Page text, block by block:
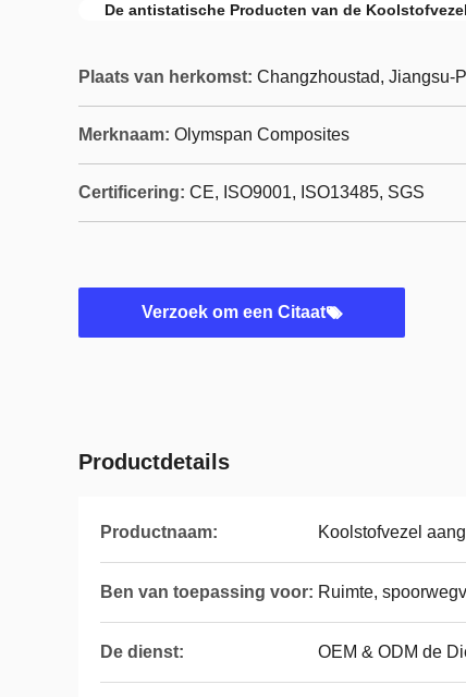
De antistatische Producten van de Koolstofvezel
Plaats van herkomst: Changzhoustad, Jiangsu-
Merknaam: Olymspan Composites
Certificering: CE, ISO9001, ISO13485, SGS
Verzoek om een Citaat
Productdetails
Productnaam: Koolstofvezel
Ben van toepassing voor: Ruimte,
De dienst: OEM & ODM de